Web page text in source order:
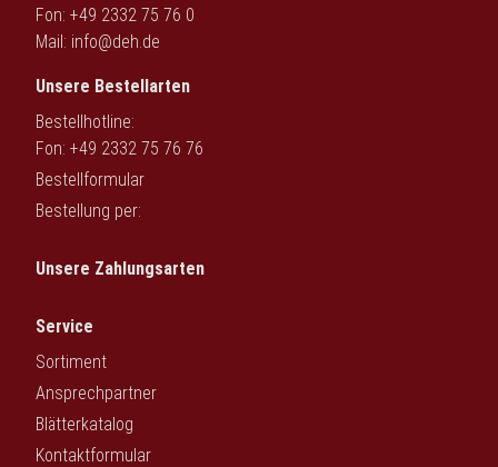
Fon: +49 2332 75 76 0
Mail: info@deh.de
Unsere Bestellarten
Bestellhotline:
Fon: +49 2332 75 76 76
Bestellformular
Bestellung per:
Unsere Zahlungsarten
Service
Sortiment
Ansprechpartner
Blätterkatalog
Kontaktformular